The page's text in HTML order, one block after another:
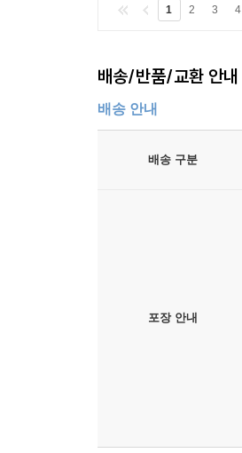
1 2 3 4
배송/반품/교환 안내
배송 안내
배송 구분
포장 안내